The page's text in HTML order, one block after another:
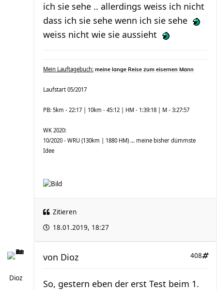
ich sie sehe .. allerdings weiss ich nicht
dass ich sie sehe wenn ich sie sehe
weiss nicht wie sie aussieht
Mein Lauftagebuch: meine lange Reise zum eisernen Mann
Laufstart 05/2017
PB: 5km - 22:17 | 10km - 45:12 | HM - 1:39:18 | M - 3:27:57
WK 2020:
10/2020 - WRU (130km | 1880 HM) ... meine bisher dümmste
Idee
Zitieren
18.01.2019, 18:27
Dioz
408
von Dioz
So, gestern eben der erst Test beim 1.